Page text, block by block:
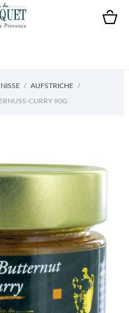
AUFSTRICHE
CURRY 90G